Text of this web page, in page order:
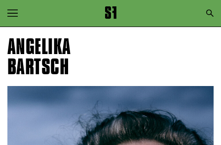
Zur Hauptnavigation springen
Zum Hauptinhalt springen
Zum Footer springen
ANGELIKA
BARTSCH